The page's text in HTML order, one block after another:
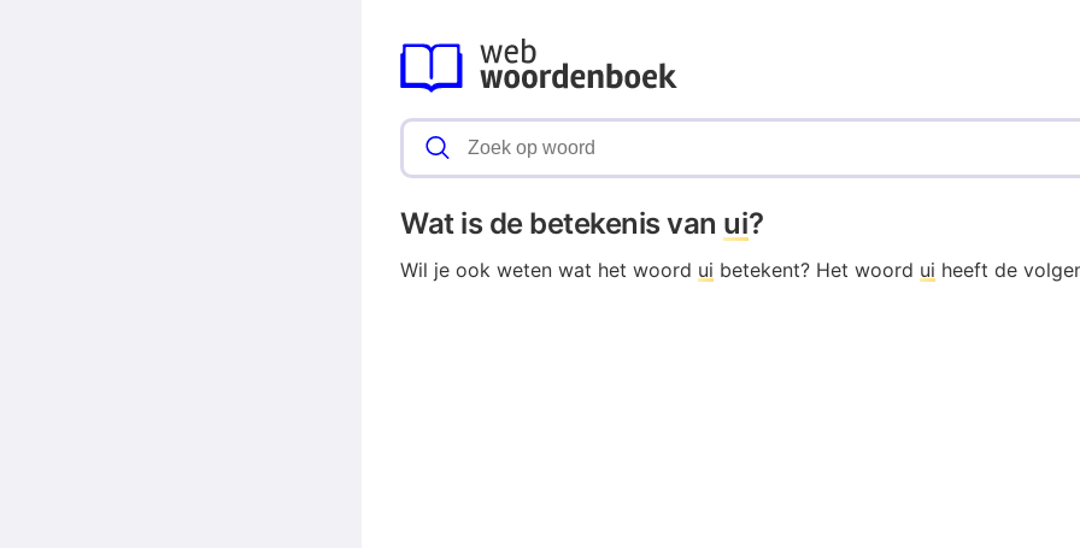
Wat is de betekenis van ui?
Wil je ook weten wat het woord ui betekent? Het woord ui heeft de